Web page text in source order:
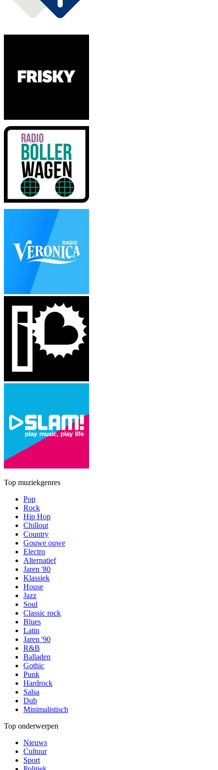
Top muziekgenres
Pop
Rock
Hip Hop
Chillout
Country
Gouwe ouwe
Electro
Alternatief
Jaren '80
Klassiek
House
Jazz
Soul
Classic rock
Blues
Latin
Jaren '90
R&B
Balladen
Gothic
Punk
Hardrock
Salsa
Dub
Minimalistisch
Top onderwerpen
Nieuws
Cultuur
Sport